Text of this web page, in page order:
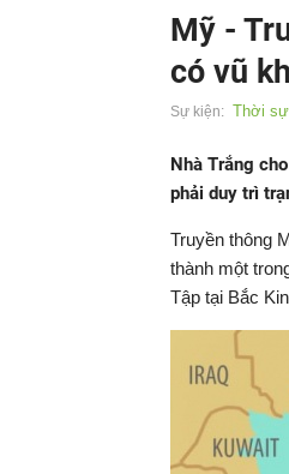
Mỹ -
có vũ
Sự kiện: Thời
Nhà Trắng
phải duy trì
Truyền thông
thành một
Tập tại Bắc